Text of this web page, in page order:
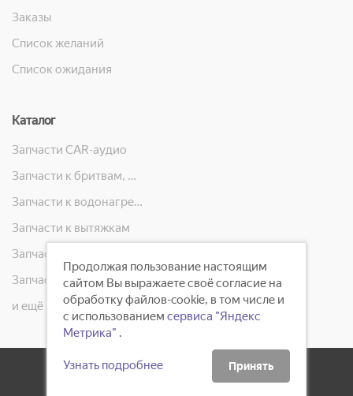
Заказы
Список желаний
Список ожидания
Каталог
Запчасти CAR-аудио
Запчасти к бритвам, машинкам для стрижки, фенам, эпиляторам, зубным щёткам
Запчасти к водонагревателям
Запчасти к вытяжкам
Запчасти к масляным радиаторам, вентиляторам, увлажнителям воздуха и теплотехнике
и ещё 23 категорий
2008 - 2026 © ГлавБытСервис
Продолжая пользование настоящим
сайтом Вы выражаете своё согласие на
обработку файлов-cookie, в том числе и
с использованием сервиса "Яндекс
Метрика" .
Узнать подробнее Принять